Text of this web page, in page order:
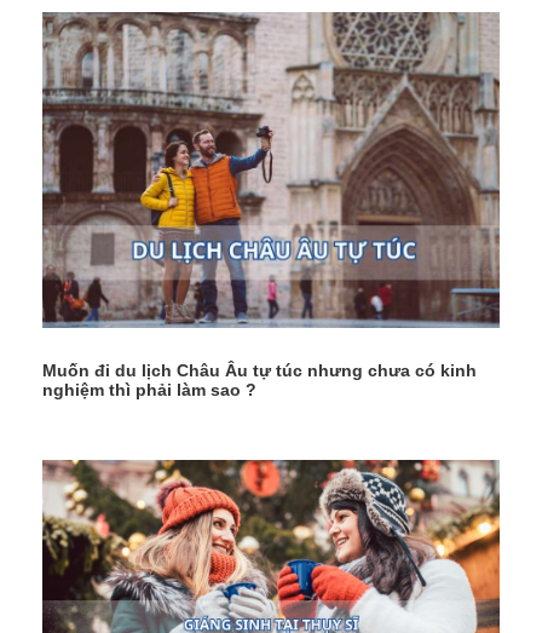
Muốn đi du lịch Châu Âu tự túc nhưng chưa có kinh
nghiệm thì phải làm sao ?